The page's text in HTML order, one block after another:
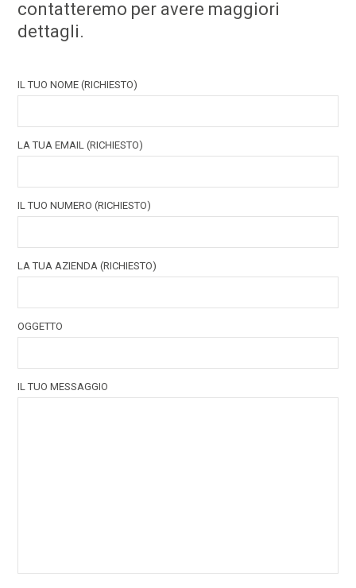
contatteremo per avere maggiori
dettagli.
IL TUO NOME (RICHIESTO)
LA TUA EMAIL (RICHIESTO)
IL TUO NUMERO (RICHIESTO)
LA TUA AZIENDA (RICHIESTO)
OGGETTO
IL TUO MESSAGGIO